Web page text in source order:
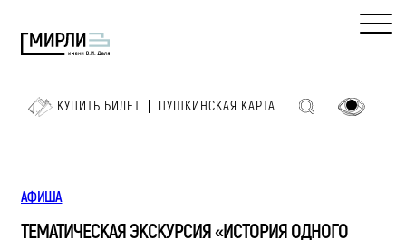
КУПИТЬ БИЛЕТ ПУШКИНСКАЯ КАРТА
АФИША
ТЕМАТИЧЕСКАЯ ЭКСКУРСИЯ «ИСТОРИЯ ОДНОГО